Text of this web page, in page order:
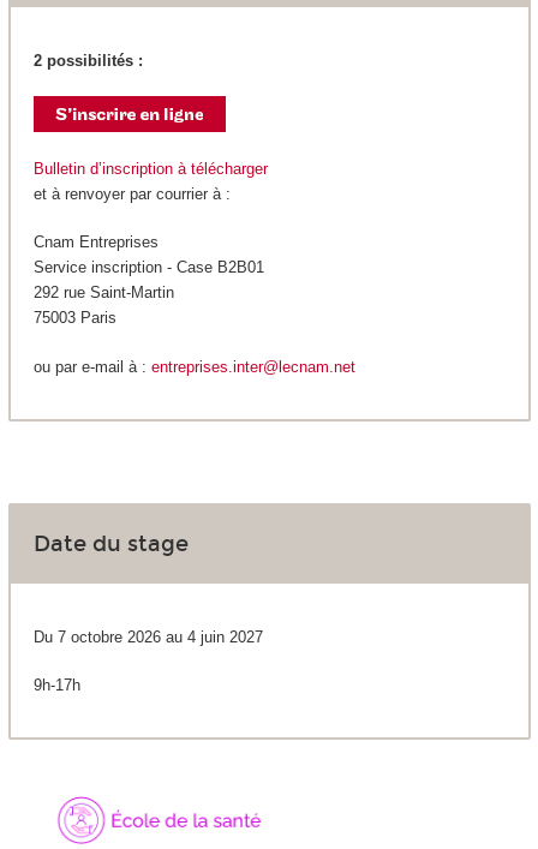
2 possibilités :
Bulletin d’inscription à télécharger
et à renvoyer par courrier à :
Cnam Entreprises
Service inscription - Case B2B01
292 rue Saint-Martin
75003 Paris
ou par e-mail à : entreprises.inter@lecnam.net
Date du stage
Du 7 octobre 2026 au 4 juin 2027
9h-17h